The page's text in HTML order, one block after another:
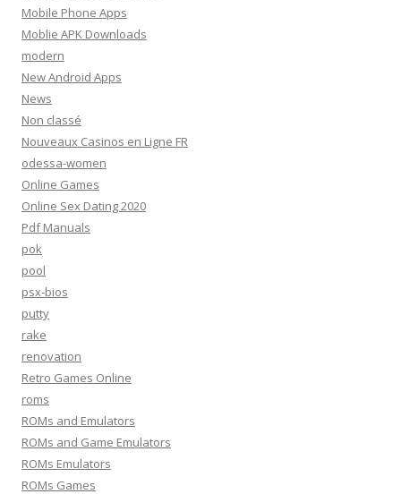
Mobile Phone Apps
Moblie APK Downloads
modern
New Android Apps
News
Non classé
Nouveaux Casinos en Ligne FR
odessa-women
Online Games
Online Sex Dating 2020
Pdf Manuals
pok
pool
psx-bios
putty
rake
renovation
Retro Games Online
roms
ROMs and Emulators
ROMs and Game Emulators
ROMs Emulators
ROMs Games